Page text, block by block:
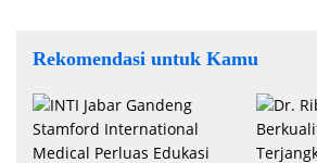
Rekomendasi untuk Kamu